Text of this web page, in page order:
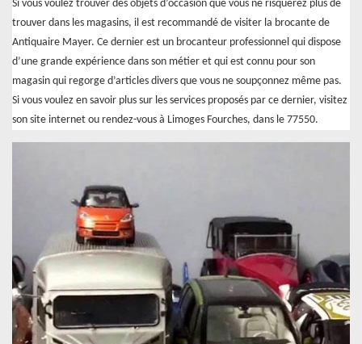
Si vous voulez trouver des objets d’occasion que vous ne risquerez plus de
trouver dans les magasins, il est recommandé de visiter la brocante de
Antiquaire Mayer. Ce dernier est un brocanteur professionnel qui dispose
d’une grande expérience dans son métier et qui est connu pour son
magasin qui regorge d’articles divers que vous ne soupçonnez même pas.
Si vous voulez en savoir plus sur les services proposés par ce dernier, visitez
son site internet ou rendez-vous à Limoges Fourches, dans le 77550.